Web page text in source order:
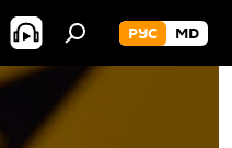
РУС MD